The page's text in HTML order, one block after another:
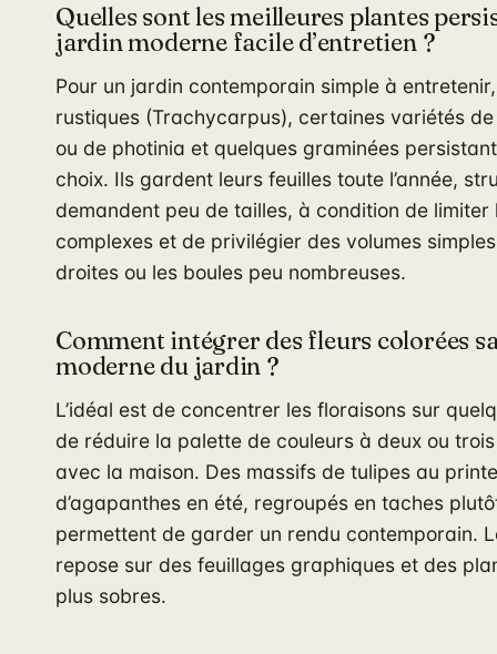
Quelles sont les meilleures plantes
jardin moderne facile d’entretien ?
Pour un jardin contemporain simple à
rustiques (Trachycarpus), certaines variétés de
ou de photinia et quelques graminées
choix. Ils gardent leurs feuilles toute l’année,
demandent peu de tailles, à condition de limiter
complexes et de privilégier des volumes
droites ou les boules peu nombreuses.
Comment intégrer des fleurs colorées
moderne du jardin ?
L’idéal est de concentrer les floraisons sur
de réduire la palette de couleurs à deux ou
avec la maison. Des massifs de tulipes au
d’agapanthes en été, regroupés en taches
permettent de garder un rendu contemporain.
repose sur des feuillages graphiques et des
plus sobres.